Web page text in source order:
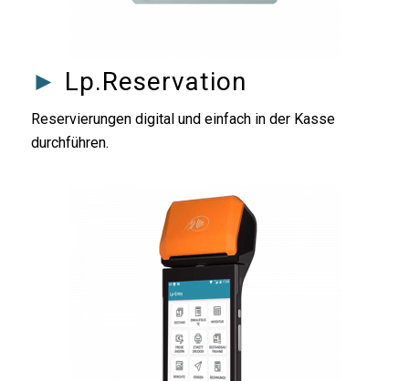
► Lp.Reservation
Reservierungen digital und einfach in der Kasse
durchführen.